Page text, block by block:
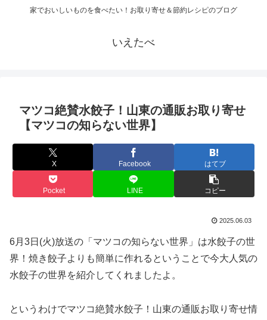
家でおいしいものを食べたい！お取り寄せ＆節約レシピのブログ
いえたべ
マツコ絶賛水餃子！山東の通販お取り寄せ
【マツコの知らない世界】
X Facebook はてブ
Pocket LINE コピー
2025.06.03
6月3日(火)放送の「マツコの知らない世界」は水餃子の世
界！焼き餃子よりも簡単に作れるということで今大人気の
水餃子の世界を紹介してくれましたよ。
というわけでマツコ絶賛水餃子！山東の通販お取り寄せ情